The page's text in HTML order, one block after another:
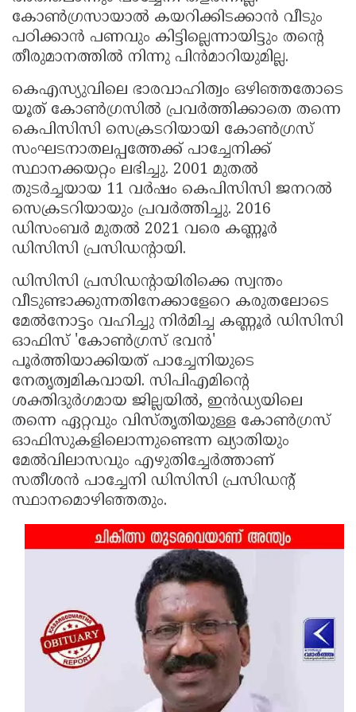
കോണ്‍ഗ്രസായാല്‍ കയറിക്കിടക്കാന്‍ വീടും
പഠിക്കാന്‍ പണവും കിട്ടില്ലെന്നായിട്ടും തന്റെ
തീരുമാനത്തില്‍ നിന്നു പിന്‍മാറിയുമില്ല.
കെഎസ്യുവിലെ ഭാരവാഹിത്വം ഒഴിഞ്ഞതോടെ
യൂത് കോണ്‍ഗ്രസില്‍ പ്രവര്‍ത്തിക്കാതെ തന്നെ
കെപിസിസി സെക്രടറിയായി കോണ്‍ഗ്രസ്
സംഘടനാതലപ്പത്തേക്ക് പാച്ചേനിക്ക്
സ്ഥാനക്കയറ്റം ലഭിച്ചു. 2001 മുതല്‍
തുടര്‍ച്ചയായ 11 വര്‍ഷം കെപിസിസി ജനറല്‍
സെക്രടറിയായും പ്രവര്‍ത്തിച്ചു. 2016
ഡിസംബര്‍ മുതല്‍ 2021 വരെ കണ്ണൂര്‍
ഡിസിസി പ്രസിഡന്റായി.
ഡിസിസി പ്രസിഡന്റായിരിക്കെ സ്വന്തം
വീടുണ്ടാക്കുന്നതിനേക്കാളേറെ കരുതലോടെ
മേല്‍നോട്ടം വഹിച്ചു നിര്‍മിച്ച കണ്ണൂര്‍ ഡിസിസി
ഓഫിസ് 'കോണ്‍ഗ്രസ് ഭവന്‍'
പൂര്‍ത്തിയാക്കിയത് പാച്ചേനിയുടെ
നേതൃത്വമികവായി. സിപിഎമിന്റെ
ശക്തിദുര്‍ഗമായ ജില്ലയില്‍, ഇന്‍ഡ്യയിലെ
തന്നെ ഏറ്റവും വിസ്തൃതിയുള്ള കോണ്‍ഗ്രസ്
ഓഫിസുകളിലൊന്നുണ്ടെന്ന ഖ്യാതിയും
മേല്‍വിലാസവും എഴുതിച്ചേര്‍ത്താണ്
സതീശന്‍ പാച്ചേനി ഡിസിസി പ്രസിഡന്റ്
സ്ഥാനമൊഴിഞ്ഞതും.